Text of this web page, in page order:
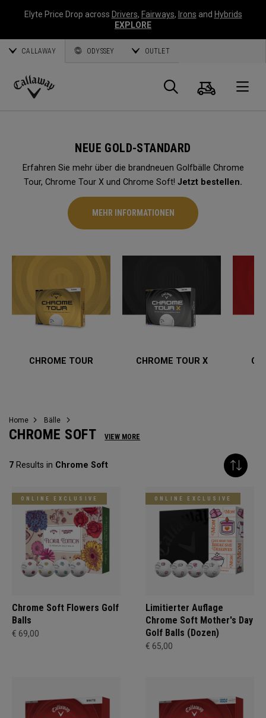
Elyte Price Drop across Drivers, Fairways, Irons and Hybrids
EXPLORE
CALLAWAY ODYSSEY OUTLET
Callaway
Suche
NEUE GOLD-STANDARD
Erfahren Sie mehr über die brandneuen Golfbälle Chrome
Tour, Chrome Tour X und Chrome Soft! Jetzt bestellen.
MEHR INFORMATIONEN
CHROME TOUR CHROME TOUR X
Home Bälle
CHROME SOFT VIEW MORE
7 Results in Chrome Soft
ONLINE EXCLUSIVE
Chrome Soft Flowers Golf
Balls
€ 69,00
ONLINE EXCLUSIVE
Limitierter Auflage
Chrome Soft Mother's Day
Golf Balls (Dozen)
€ 65,00